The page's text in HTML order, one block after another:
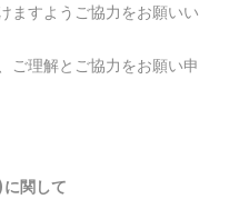
ますようご協力をお願いい
ご理解とご協力をお願い申
関して